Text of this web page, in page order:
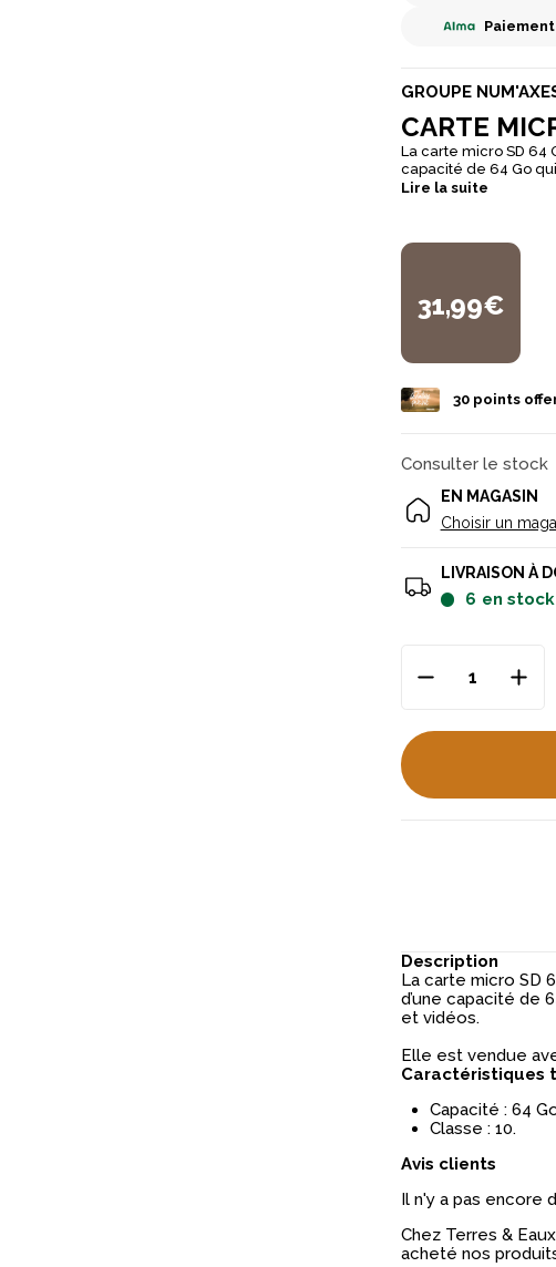
GROUPE
CARTE
La carte micro SD 64
capacité de 64 Go qui
est vendue avec un
Lire la suite
31,99€
30 points
Consulter le stock
EN MAGASIN
Choisir un
LIVRAISON À
6 en stock
Description
La carte micro SD
d’une capacité de
et vidéos.
Elle est vendue
Caractéristiques
Capacité : 64
Classe : 10.
Avis clients
Il n'y a pas encore
Chez Terres &
acheté nos